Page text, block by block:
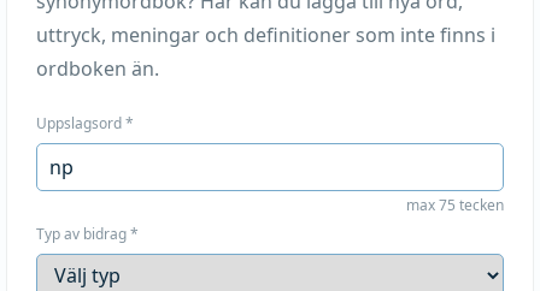
uttryck, meningar och definitioner som inte finns i
ordboken än.
Uppslagsord*
max 75 tecken
Typ av bidrag*